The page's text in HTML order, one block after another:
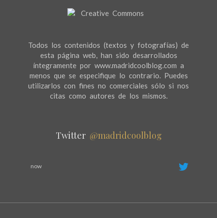
Todos los contenidos (textos y fotografías) de
esta página web, han sido desarrollados
íntegramente por www.madridcoolblog.com a
menos que se especifique lo contrario. Puedes
utilizarlos con fines no comerciales sólo si nos
citas como autores de los mismos.
Twitter @madridcoolblog
now